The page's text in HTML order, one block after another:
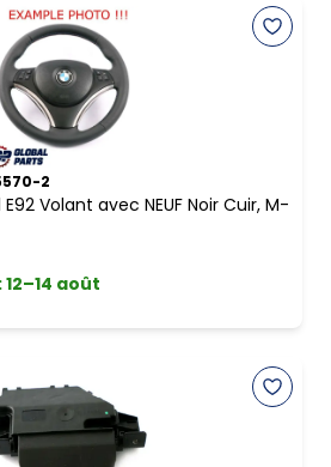
2
E92 Volant avec NEUF Noir Cuir, M-
:12–14 août